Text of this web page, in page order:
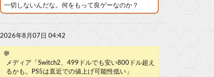
一切しないんだな。何をもって良ゲーなのか？
2026年8月07日 04:42
💬
メディア「Switch2、499ドルでも安い800ドル超え
るかも。PS5は直近での値上げ可能性低い」